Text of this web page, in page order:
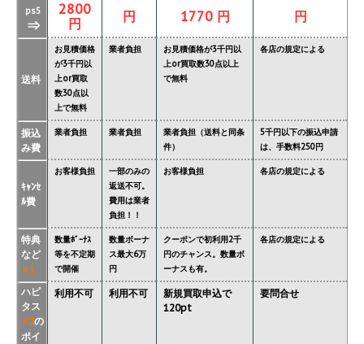
ps5
⇒
2800
円
円 1770 円 円
送料
お見積価格
が3千円以
上or買取
数30点以
上で無料
業者負担
お見積価格が3千円以
上or買取数30点以上
で無料
各店の規定による
振込
み費
業者負担 業者負担
業者負担（送料と同条
件）
5千円以下の振込申請
は、手数料250円
ｷｬﾝｾ
ﾙ費
お客様負担
一部のみの
返送不可。
費用は業者
負担！！
お客様負担 各店の規定による
特典
など
※1
数量ﾎﾞｰﾅｽ
等を不定期
で開催
数量ボーナ
ス最大6万
円
クーポンで初利用2千
円のチャンス。数量ボ
ーナスも有。
各店の規定による
ハピ
タス
※2の
ポイ
利用不可 利用不可
新規買取申込で
120pt
要問合せ